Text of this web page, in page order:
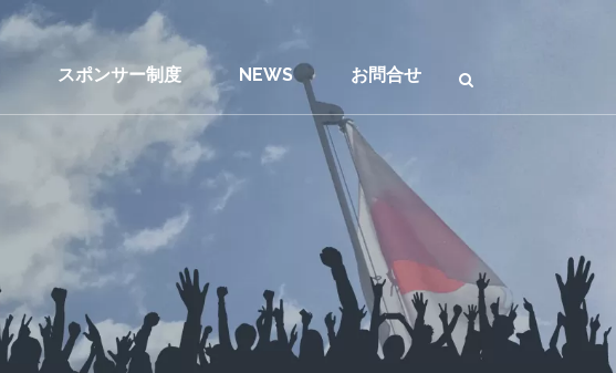
スポンサー制度 NEWS お問合せ